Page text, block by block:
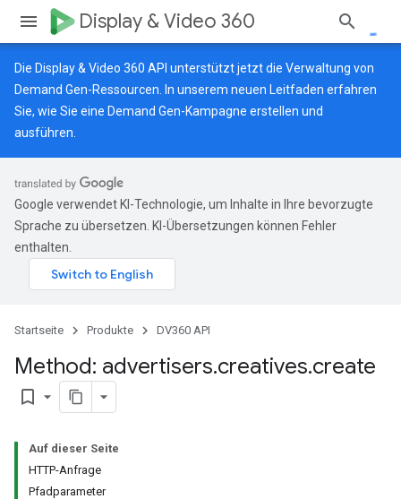
Display & Video 360
Die Display & Video 360 API unterstützt jetzt die Verwaltung von
Demand Gen-Ressourcen.
In unserem neuen Leitfaden erfahren
Sie, wie Sie eine Demand Gen-Kampagne erstellen und
ausführen.
Google verwendet KI-Technologie, um Inhalte in Ihre bevorzugte
Sprache zu übersetzen. KI-Übersetzungen können Fehler
enthalten.
Startseite Produkte DV360 API
Method: advertisers.creatives.create
bookmark_border
Auf dieser Seite
HTTP-Anfrage
Pfadparameter